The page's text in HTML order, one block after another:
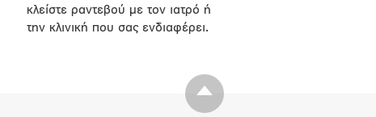
κλείστε ραντεβού με τον ιατρό ή
την κλινική που σας ενδιαφέρει.